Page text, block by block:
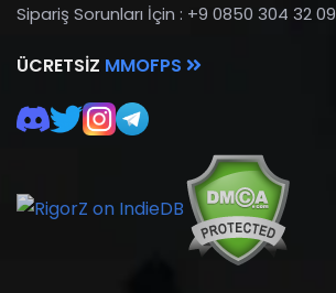
Sipariş Sorunları İçin : +9 0850 304 32 09
ÜCRETSIZ MMOFPS